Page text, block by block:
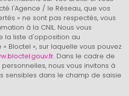
ans
34,25 %
famille
12,26 %
7,90 %
l'Agence / le Réseau, que vos
» ne sont pas respectés, vous
à la CNIL. Nous vous
la liste d'opposition au
Bloctel », sur laquelle vous pouvez
. Dans le cadre de
nous vous invitons à
sensibles dans le champ de saisie